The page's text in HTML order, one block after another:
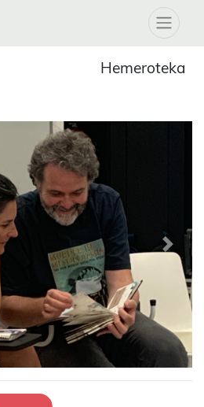
Hemeroteka
Next